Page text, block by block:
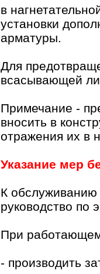
в
установки
арматуры.
Для
всасывающей
Примечание -
вносить в
отражения их в
Указание мер
К
руководство по
При
- производить